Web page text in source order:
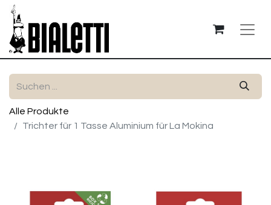
Alle Produkte
Trichter für 1 Tasse Aluminium für La Mokina